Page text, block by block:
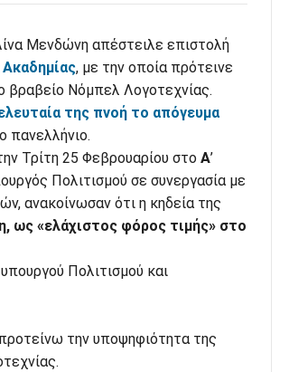
Μενδώνη απέστειλε επιστολή
, με την οποία πρότεινε
βραβείο Νόμπελ Λογοτεχνίας.
της πνοή το απόγευμα
πανελλήνιο.
Τρίτη 25 Φεβρουαρίου στο Α’
Πολιτισμού σε συνεργασία με
ανακοίνωσαν ότι η κηδεία της
ως «ελάχιστος φόρος τιμής» στο
Πολιτισμού και
την υποψηφιότητα της